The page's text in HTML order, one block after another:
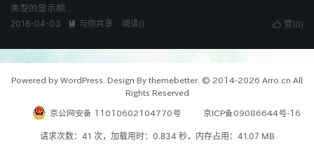
类型的显示颜...
 赞(0)
2016-04-03  与你共享 阅读()
Powered by WordPress. Design By themebetter. © 2014-2026 Arro.cn All
Rights Reserved
京公网安备 11010602104770号 京ICP备09086644号-16
请求次数：41 次，加载用时：0.834 秒，内存占用：41.07 MB